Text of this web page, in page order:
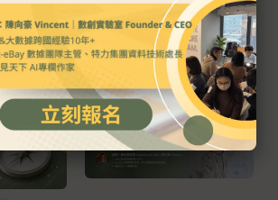
0 小時 40 分